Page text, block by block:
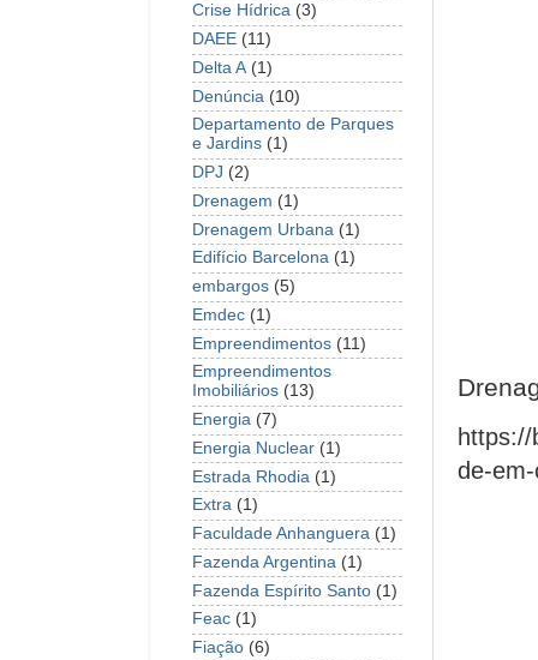
de-
Crise Hídrica (3)
DAEE (11)
Delta A (1)
Denúncia (10)
Departamento de Parques
e Jardins (1)
DPJ (2)
Drenagem (1)
Drenagem Urbana (1)
Edifício Barcelona (1)
embargos (5)
Emdec (1)
Empreendimentos (11)
Empreendimentos
Imobiliários (13)
Energia (7)
Energia Nuclear (1)
Estrada Rhodia (1)
Extra (1)
Faculdade Anhanguera (1)
Fazenda Argentina (1)
Fazenda Espírito Santo (1)
Feac (1)
Fiação (6)